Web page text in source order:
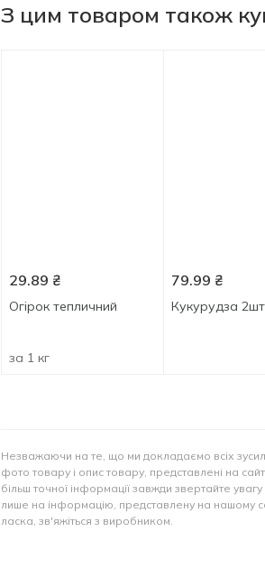
З цим товаром також
29.89 ₴
Огірок тепличний
за 1 кг
79.99 ₴
Кукурудза 2шт
Незважаючи на те, що ми докладаємо всіх
фото товару і опис товару, представлені на
більш точної інформації завжди звертайте
лише на інформацію, представлену на нашому
ласка, зв'яжіться з виробником.